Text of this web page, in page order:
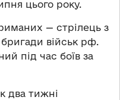
цього року.
— стрілець з
військ рф.
під час боїв за
два тижні